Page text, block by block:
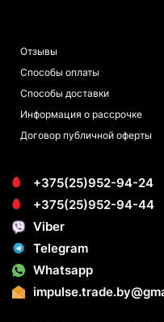
Отзывы
Способы оплаты
Способы доставки
Информация о рассрочке
Договор публичной оферты
+375(25)952-94-24
+375(25)952-94-44
Viber
Telegram
Whatsapp